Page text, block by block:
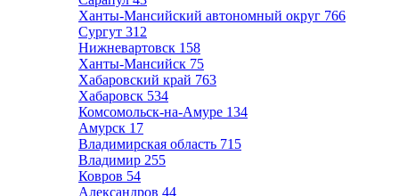
Ханты-Мансийский автономный округ 766
Сургут 312
Нижневартовск 158
Ханты-Мансийск 75
Хабаровский край 763
Хабаровск 534
Комсомольск-на-Амуре 134
Амурск 17
Владимирская область 715
Владимир 255
Ковров 54
Александров 44